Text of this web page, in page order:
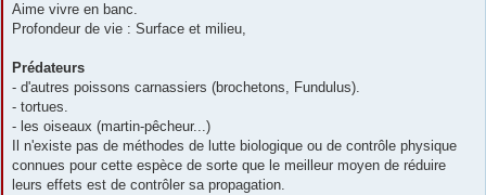
Aime vivre en banc.
Profondeur de vie : Surface et milieu,
Prédateurs
- d'autres poissons carnassiers (brochetons, Fundulus).
- tortues.
- les oiseaux (martin-pêcheur...)
Il n'existe pas de méthodes de lutte biologique ou de contrôle physique
connues pour cette espèce de sorte que le meilleur moyen de réduire
leurs effets est de contrôler sa propagation.